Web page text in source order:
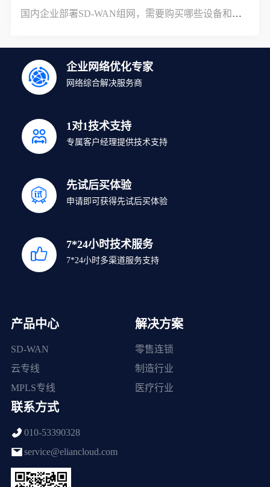
国内企业部署SD-WAN组网，需要购买哪些设备和服务？
企业网络优化专家
网络综合解决服务商
1对1技术支持
专属客户经理提供技术支持
先试后买体验
申请即可获得先试后买体验
7*24小时技术服务
7*24小时多渠道服务支持
产品中心
SD-WAN
云专线
MPLS专线
解决方案
零售连锁
制造行业
医疗行业
联系方式
010-53390328
service@eliancloud.com